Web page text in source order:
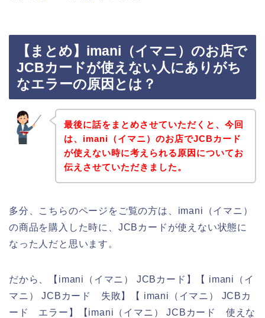
【まとめ】imani（イマニ）のお店で
JCBカードが使えない人にありがち
なエラーの原因とは？
最後に話をまとめさせていただくと、今回
は、imani（イマニ）のお店でJCBカード
が使えない時に考えられる原因についてお
伝えさせていただきました。
多分、こちらのページをご覧の方は、imani（イマニ）
の商品を購入した時に、JCBカードが使えない状態に
なった人だと思います。
だから、【imani（イマニ） JCBカード】【 imani（イ
マニ） JCBカード 失敗】【 imani（イマニ） JCBカ
ード エラー】【imani（イマニ） JCBカード 使えな